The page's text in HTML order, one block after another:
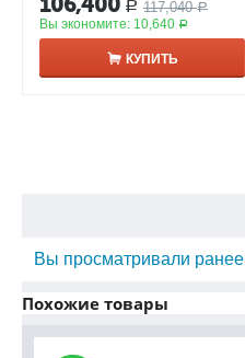
Р 117,040 Р
Вы экономите: 10,640 Р
КУПИТЬ
Вы просматривали ранее
Похожие товары